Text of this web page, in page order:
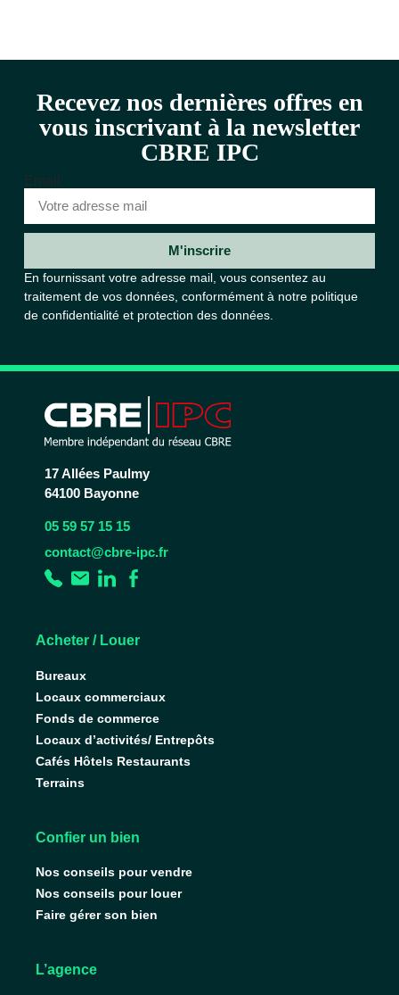
Recevez nos dernières offres en
vous inscrivant à la newsletter
CBRE IPC
Email
M'inscrire
En fournissant votre adresse mail, vous consentez au
traitement de vos données, conformément à notre politique
de confidentialité et protection des données.
17 Allées Paulmy
64100 Bayonne
05 59 57 15 15
contact@cbre-ipc.fr
Acheter / Louer
Bureaux
Locaux commerciaux
Fonds de commerce
Locaux d’activités/ Entrepôts
Cafés Hôtels Restaurants
Terrains
Confier un bien
Nos conseils pour vendre
Nos conseils pour louer
Faire gérer son bien
L’agence